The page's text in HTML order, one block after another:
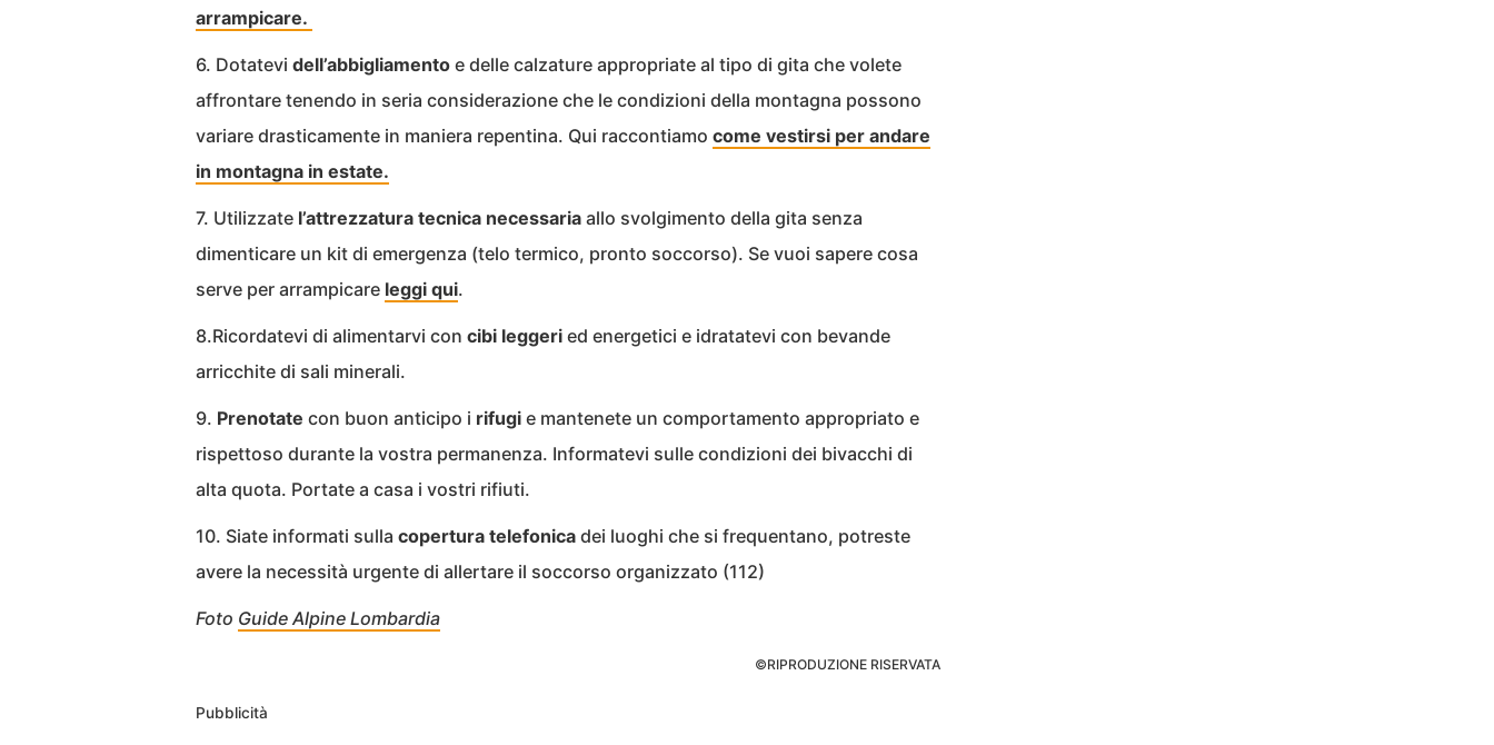
arrampicare.
6. Dotatevi dell’abbigliamento e delle calzature appropriate al tipo di gita che volete
affrontare tenendo in seria considerazione che le condizioni della montagna possono
variare drasticamente in maniera repentina. Qui raccontiamo come vestirsi per andare
in montagna in estate.
7. Utilizzate l’attrezzatura tecnica necessaria allo svolgimento della gita senza
dimenticare un kit di emergenza (telo termico, pronto soccorso). Se vuoi sapere cosa
serve per arrampicare leggi qui.
8.Ricordatevi di alimentarvi con cibi leggeri ed energetici e idratatevi con bevande
arricchite di sali minerali.
9. Prenotate con buon anticipo i rifugi e mantenete un comportamento appropriato e
rispettoso durante la vostra permanenza. Informatevi sulle condizioni dei bivacchi di
alta quota. Portate a casa i vostri rifiuti.
10. Siate informati sulla copertura telefonica dei luoghi che si frequentano, potreste
avere la necessità urgente di allertare il soccorso organizzato (112)
Foto Guide Alpine Lombardia
©RIPRODUZIONE RISERVATA
Pubblicità